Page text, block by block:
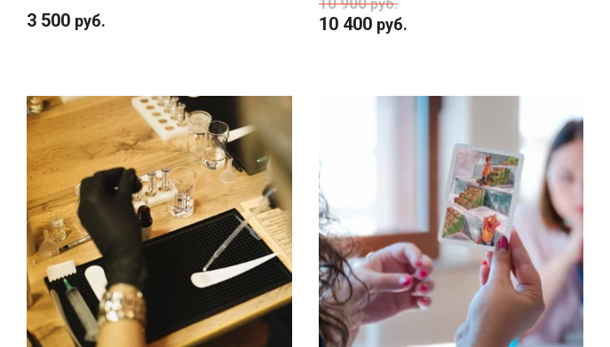
3 500 руб.
руб.
10 400 руб.
В КОРЗИНУ В КОРЗИНУ